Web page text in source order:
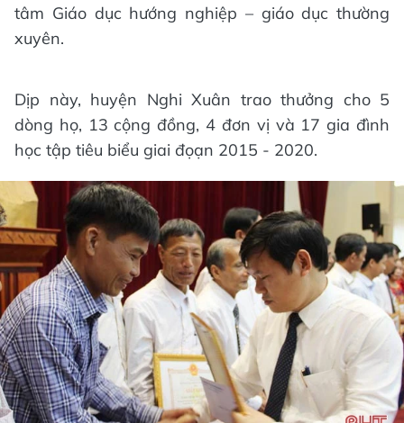
tâm Giáo dục hướng nghiệp – giáo dục thường
xuyên.
Dịp này, huyện Nghi Xuân trao thưởng cho 5
dòng họ, 13 cộng đồng, 4 đơn vị và 17 gia đình
học tập tiêu biểu giai đọạn 2015 - 2020.